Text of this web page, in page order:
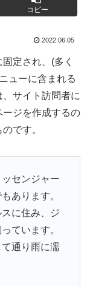
コピー
2022.06.05
定され、(多く
ューに含まれる
サイト訪問者に
ジを作成するの
です。
センジャー
あります。
に住み、ジ
ています。
通り雨に濡